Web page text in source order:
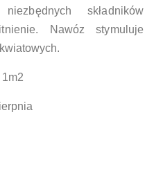
składników
Nawóz stymuluje